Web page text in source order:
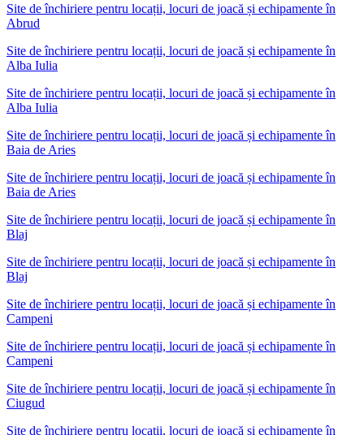
Site de închiriere pentru locații, locuri de joacă și echipamente în
Abrud
Site de închiriere pentru locații, locuri de joacă și echipamenteîn
Alba Iulia
Site de închiriere pentru locații, locuri de joacă și echipamente în
Alba Iulia
Site de închiriere pentru locații, locuri de joacă și echipamenteîn
Baia de Aries
Site de închiriere pentru locații, locuri de joacă și echipamente în
Baia de Aries
Site de închiriere pentru locații, locuri de joacă și echipamenteîn
Blaj
Site de închiriere pentru locații, locuri de joacă și echipamente în
Blaj
Site de închiriere pentru locații, locuri de joacă și echipamenteîn
Campeni
Site de închiriere pentru locații, locuri de joacă și echipamente în
Campeni
Site de închiriere pentru locații, locuri de joacă și echipamenteîn
Ciugud
Site de închiriere pentru locații, locuri de joacă și echipamente în